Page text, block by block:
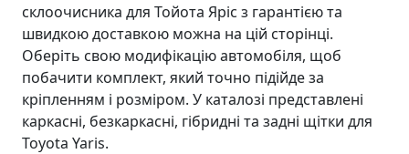
склоочисника для Тойота Яріс з гарантією та
швидкою доставкою можна на цій сторінці.
Оберіть свою модифікацію автомобіля, щоб
побачити комплект, який точно підійде за
кріпленням і розміром. У каталозі представлені
каркасні, безкаркасні, гібридні та задні щітки для
Toyota Yaris.